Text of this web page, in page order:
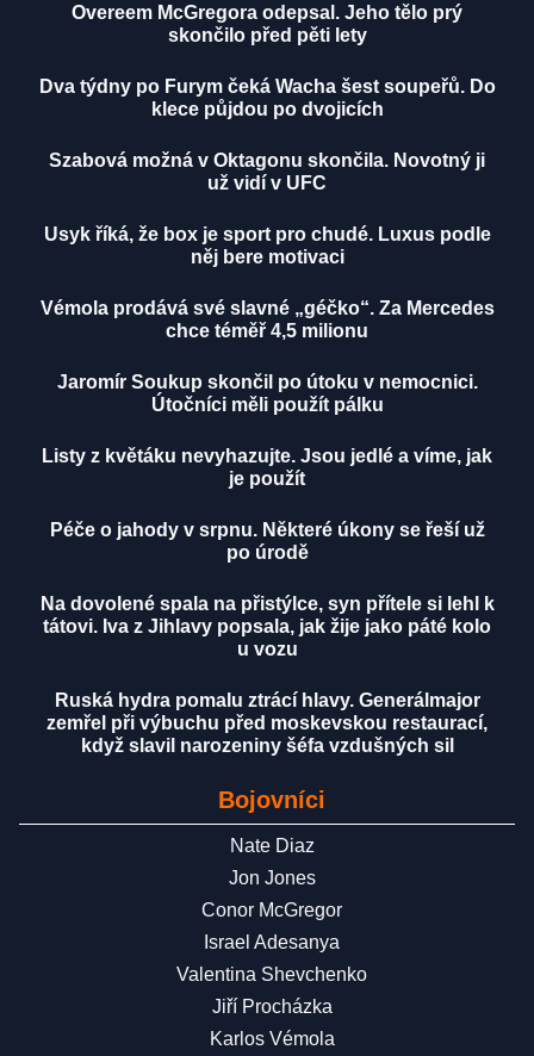
Overeem McGregora odepsal. Jeho tělo prý
skončilo před pěti lety
Dva týdny po Furym čeká Wacha šest soupeřů. Do
klece půjdou po dvojicích
Szabová možná v Oktagonu skončila. Novotný ji
už vidí v UFC
Usyk říká, že box je sport pro chudé. Luxus podle
něj bere motivaci
Vémola prodává své slavné „géčko“. Za Mercedes
chce téměř 4,5 milionu
Jaromír Soukup skončil po útoku v nemocnici.
Útočníci měli použít pálku
Listy z květáku nevyhazujte. Jsou jedlé a víme, jak
je použít
Péče o jahody v srpnu. Některé úkony se řeší už
po úrodě
Na dovolené spala na přistýlce, syn přítele si lehl k
tátovi. Iva z Jihlavy popsala, jak žije jako páté kolo
u vozu
Ruská hydra pomalu ztrácí hlavy. Generálmajor
zemřel při výbuchu před moskevskou restaurací,
když slavil narozeniny šéfa vzdušných sil
Bojovníci
Nate Diaz
Jon Jones
Conor McGregor
Israel Adesanya
Valentina Shevchenko
Jiří Procházka
Karlos Vémola